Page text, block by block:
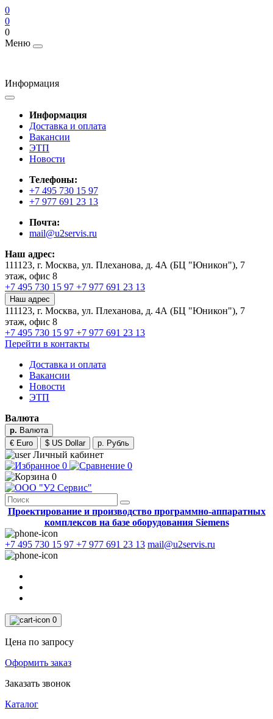
0
0
0
Меню
Информация
Информация
Доставка и оплата
Вакансии
ЭТП
Новости
Телефоны:
+7 495 730 15 97
+7 977 691 23 13
Почта:
mail@u2servis.ru
Наш адрес:
111123, г. Москва, ул. Плеханова, д. 4А (БЦ "Юникон"), 7
этаж, офис 8
+7 495 730 15 97 +7 977 691 23 13
Наш адрес
111123, г. Москва, ул. Плеханова, д. 4А (БЦ "Юникон"), 7
этаж, офис 8
+7 495 730 15 97 +7 977 691 23 13
Перейти в контакты
Доставка и оплата
Вакансии
Новости
ЭТП
Валюта
р. Валюта
€ Euro
$ US Dollar р. Рубль
Личный кабинет
0
0
0
Проектирование и производство программно-аппаратных
комплексов на базе оборудования Siemens
+7 495 730 15 97 +7 977 691 23 13 mail@u2servis.ru
0
Цена по запросу
Оформить заказ
Заказать звонок
Каталог